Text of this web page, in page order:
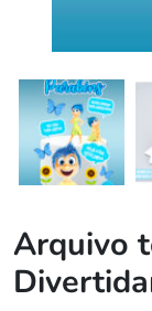
Arquivo